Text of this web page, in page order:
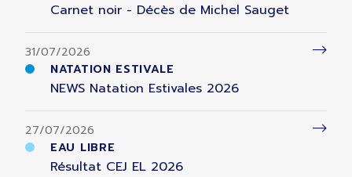
Carnet noir - Décès de Michel Sauget
31/07/2026
NATATION ESTIVALE
NEWS Natation Estivales 2026
27/07/2026
EAU LIBRE
Résultat CEJ EL 2026